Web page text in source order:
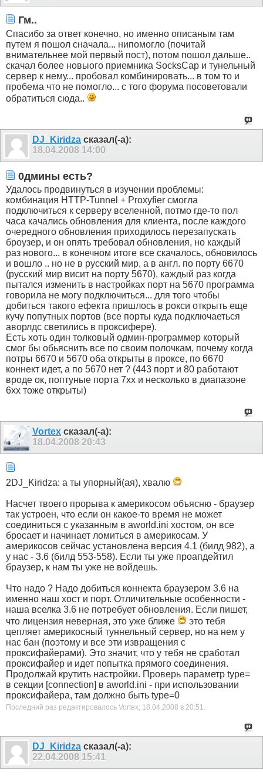
Гм..
Спасибо за ответ конечно, но именно описаным там
путем я пошол сначала... нипомогло (почитай
внимательнее мой первый пост), потом пошол дальше..
скачал более новыого приемника SocksCap и тунельный
сервер к нему... пробовал комбинировать... в том то и
пробема что не помогло... с того форума посоветовали
обратиться сюда..
DJ_Kiridza сказал(-а):
18.04.2008 14:00
0дмины есть?
Удалось продвинуться в изучении проблемы:
комбинация HTTP-Tunnel + Proxyfier смогла
подключиться к серверу вселенной, потмо где-то пол
часа качались обновления для клиента, после каждого
очередного обновления приходилось перезапускать
броузер, и он опять требовал обновления, но каждый
раз нового... в конечном итоге все скачалось, обновилось
и вошло .. но не в русский мир, а в англ. по порту 6670
(русский мир висит на порту 5670), каждый раз когда
пытался изменить в настройках порт на 5670 программа
говорила не могу подключиться... для того чтобы
добиться такого ефекта пришлось в рокси открыть еще
кучу попутных портов (все порты куда подключаеться
аворлдс светились в проксифере).
Есть хоть один толковый одмин-программер который
смог бы обьяснить все по своим полочкам, почему когда
потры 6670 и 5670 оба открыты в проксе, по 6670
коннект идет, а по 5670 нет ? (443 порт и 80 работают
вроде ок, поптуные порта 7хх и несколько в диапазоне
6хх тоже открыты)
Vortex сказал(-а):
18.04.2008 20:43
2DJ_Kiridza: а ты упорный(ая), хвалю
Насчет твоего прорыва к америкосом объясню - браузер
так устроен, что если он какое-то время не может
соединиться с указанным в aworld.ini хостом, он все
бросает и начинает ломиться в америкосам. У
америкосов сейчас установлена версия 4.1 (билд 982), а
у нас - 3.6 (билд 553-558). Если ты уже проапдейтил
браузер, к нам ты уже не войдешь.
Что надо ? Надо добиться коннекта браузером 3.6 на
именно наш хост и порт. Отличительные особенности -
наша вселка 3.6 не потребует обновления. Если пишет,
что лицензия неверная, это уже ближе
это тебя
цепляет америкосный туннельный сервер, но на нем у
нас бан (поэтому и все эти извращения с
проксифайерами). Это значит, что у тебя не сработал
проксифайер и идет попытка прямого соединения.
Продолжай крутить настройки. Проверь параметр type=
в секции [connection] в aworld.ini - при использовании
проксифайера, там должно быть type=0
Последний раз редактировалось Vortex; 18.04.2008 в 20:51
DJ_Kiridza сказал(-а):
22.04.2008 15:41